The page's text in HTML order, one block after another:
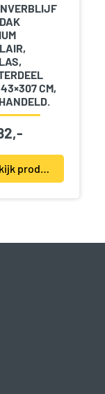
CM,
Bekijk product(en)